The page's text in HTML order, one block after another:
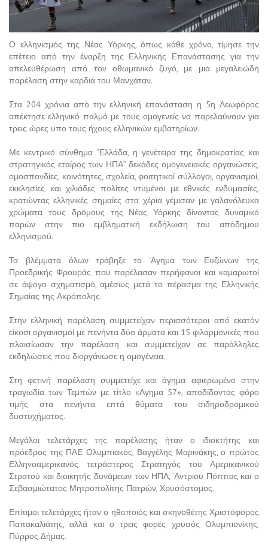
Ο ελληνισμός της Νέας Υόρκης, όπως κάθε χρόνο, τίμησε την
επέτειο από την έναρξη της Ελληνικής Επανάστασης για την
απελευθέρωση από τον οθωμανικό ζυγό, με μια μεγαλειώδη
παρέλαση στην καρδιά του Μανχάταν.
Στα 204 χρόνια από την ελληνική επανάσταση η 5η Λεωφόρος
απέκτησε ελληνικό παλμό με τους ομογενείς να παρελαύνουν για
τρεις ώρες υπο τους ήχους ελληνικών εμβατηρίων.
Με κεντρικό σύνθημα “Ελλάδα, η γενέτειρα της δημοκρατίας και
στρατηγικός εταίρος των ΗΠΑ” δεκάδες ομογενειακές οργανώσεις,
ομοσπονδίες, κοινότητες, σχολεία, φοιτητικοί σύλλογοι, οργανισμοί,
εκκλησίες και χιλιάδες πολίτες ντυμένοι με εθνικές ενδυμασίες,
κρατώντας ελληνικές σημαίες στα χέρια γέμισαν με γαλανόλευκα
χρώματα τους δρόμους της Νέας Υόρκης δίνοντας δυναμικό
παρών στην πιο εμβληματική εκδήλωση του απόδημου
ελληνισμού.
Τα βλέμματα όλων τράβηξε το ‘Αγημα των Ευζώνων της
Προεδρικής Φρουράς που παρέλασαν περήφανοι και καμαρωτοί
σε άψογο σχηματισμό, αμέσως μετά το πέρασμα της Ελληνικής
Σημαίας της Ακρόπολης.
Στην ελληνική παρέλαση συμμετείχαν περισσότεροι από εκατόν
είκοσι οργανισμοί με πενήντα δύο άρματα και 15 φιλαρμονικές που
πλαισίωσαν την παρέλαση και συμμετείχαν σε παράλληλες
εκδηλώσεις που διοργάνωσε η ομογένεια.
Στη φετινή παρέλαση συμμετείχε και άγηµα αφιερωµένο στην
τραγωδία των Τεµπών με τίτλο «Αγηµα 57», αποδίδοντας φόρο
τιμής στα πενήντα επτά θύματα του σιδηροδρομικού
δυστυχήματος.
Μεγάλοι τελετάρχες της παρέλασης ήταν ο ιδιοκτήτης και
πρόεδρος της ΠΑΕ Ολυµπιακός, Βαγγέλης Μαρινάκης, ο πρώτος
Ελληνοαμερικανός τετράστερος Στρατηγός του Αμερικανικού
Στρατού και διοικητής δυνάμεων των ΗΠΑ, ‘Αντριου Πόππας και ο
Σεβασμιώτατος Μητροπολίτης Πατρών, Χρυσόστοµος.
Επίτιµοι τελετάρχες ήταν ο ηθοποιός και σκηνοθέτης Χριστόφορος
Παπακαλιάτης, αλλά και ο τρεις φορές χρυσός Ολυµπιονίκης,
Πύρρος ∆ήµας.